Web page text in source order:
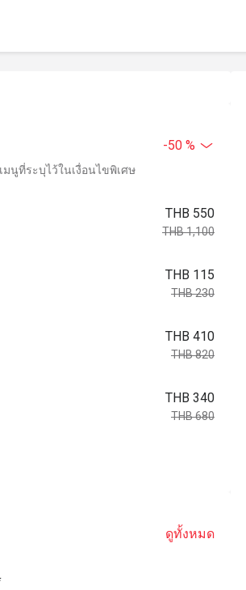
-50 %
นูที่ระบุไว้ในเงื่อนไขพิเศษ
THB 550
THB 1,100
THB 115
THB 230
THB 410
THB 820
THB 340
THB 680
ดูทั้งหมด